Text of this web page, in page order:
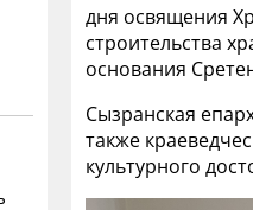
дня освящения
строительства
основания
Сызранская
также
культурного